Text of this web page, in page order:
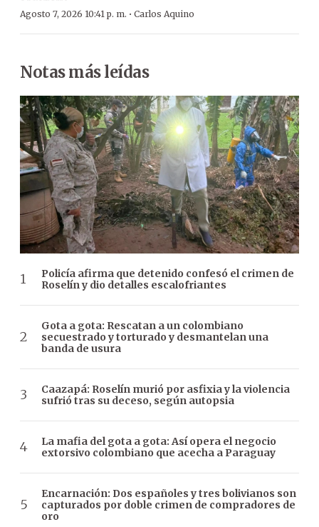
Agosto 7, 2026 10:41 p. m. · Carlos Aquino
Notas más leídas
Policía afirma que detenido confesó el crimen de
Roselín y dio detalles escalofriantes
Gota a gota: Rescatan a un colombiano
secuestrado y torturado y desmantelan una
banda de usura
Caazapá: Roselín murió por asfixia y la violencia
sufrió tras su deceso, según autopsia
La mafia del gota a gota: Así opera el negocio
extorsivo colombiano que acecha a Paraguay
Encarnación: Dos españoles y tres bolivianos son
capturados por doble crimen de compradores de
oro